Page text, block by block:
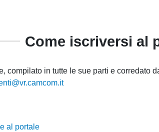
Come iscriversi al
compilato in tutte le sue parti e corredato
al portale